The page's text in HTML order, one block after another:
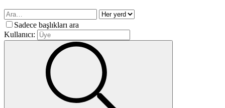
Sadece başlıkları ara
Kullanıcı: